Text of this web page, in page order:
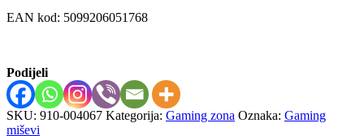
EAN kod: 5099206051768
Podijeli
SKU: 910-004067 Kategorija: Gaming zona Oznaka: Gaming
miševi